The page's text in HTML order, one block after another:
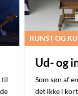
til
KUNST OG
Ud- og
Som søn af
det ikke i